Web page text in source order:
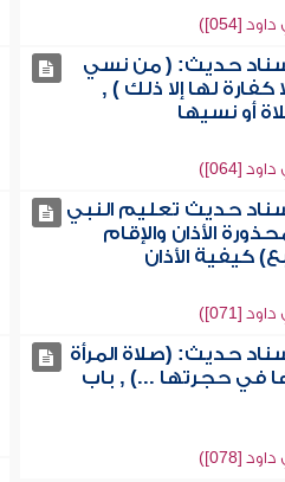
[054])
حديث: ( من نسي
لها إلا ذلك ) ,
أو نسيها
[064])
حديث تعليم النبي
الأذان والإقام
كيفية الأذان
[071])
حديث: (صلاة المرأة
في حجرتها ...) , باب
[078])